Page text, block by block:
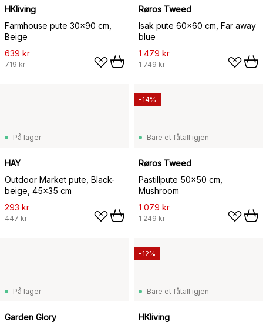
HKliving
Farmhouse pute 30x90 cm,
Beige
639 kr
719 kr
Røros Tweed
Isak pute 60x60 cm, Far away
blue
1 479 kr
1 749 kr
På lager
HAY
Outdoor Market pute, Black-
beige, 45x35 cm
293 kr
447 kr
Bare et fåtall igjen
Røros Tweed
Pastillpute 50x50 cm,
Mushroom
1 079 kr
1 249 kr
-14%
På lager
Garden Glory
Bare et fåtall igjen
HKliving
-12%